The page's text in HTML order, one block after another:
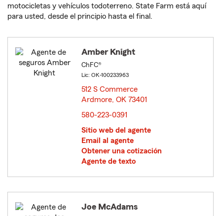
motocicletas y vehículos todoterreno. State Farm está aquí
para usted, desde el principio hasta el final.
Amber Knight
ChFC®
Lic: OK-100233963
512 S Commerce
Ardmore, OK 73401
580-223-0391
Sitio web del agente
Email al agente
Obtener una cotización
Agente de texto
Joe McAdams